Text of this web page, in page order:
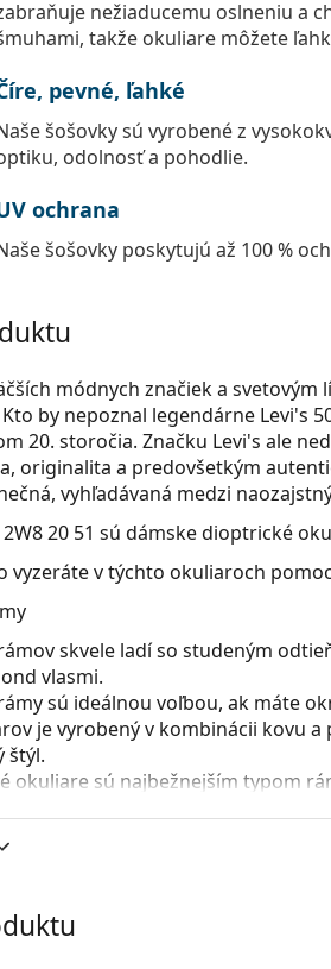
nežiaducemu oslneniu a
takže okuliare môžete
pevné, ľahké
šošovky sú vyrobené z
odolnosť a pohodlie.
ochrana
šošovky poskytujú až 100 %
módnych značiek a
by nepoznal legendárne Levi's
20. storočia. Značku Levi's ale
originalita a predovšetkým
vyhľadávaná medzi
20 51 sú dámske dioptrické
vyzeráte v týchto okuliaroch
skvele ladí so studeným
vlasmi.
sú ideálnou voľbou, ak máte
je vyrobený v kombinácii kovu
štýl.
okuliare sú najbežnejším typom
odolnosť, spoľahlivé uchytenie
Tento druh rámu je vhodný